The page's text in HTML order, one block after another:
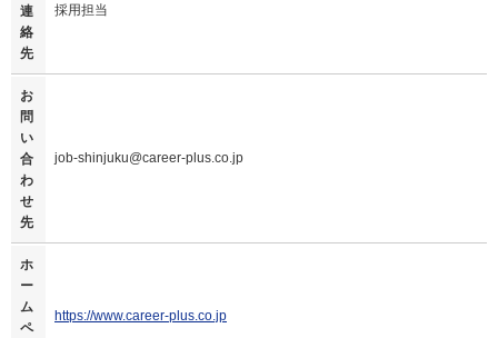
連
絡
先
採用担当
お
問
い
合
わ
せ
先
job-shinjuku@career-plus.co.jp
ホ
ー
ム
ペ
https://www.career-plus.co.jp